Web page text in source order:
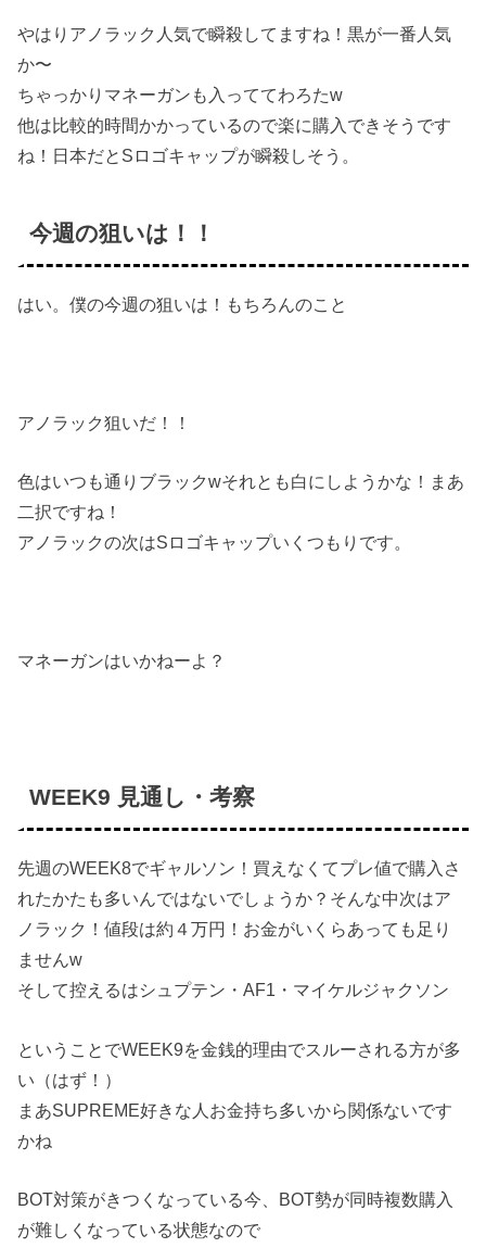
やはりアノラック人気で瞬殺してますね！黒が一番人気
か〜
ちゃっかり マネーガン も入っててわろたw
他は比較的時間かかっているので楽に購入できそうです
ね！日本だと Sロゴキャップが瞬殺しそう。
今週の狙いは！！
はい。僕の今週の狙いは！もちろんのこと
アノラック狙いだ！！
色はいつも通りブラックwそれとも白にしようかな！まあ
二択ですね！
アノラックの次はSロゴキャップいくつもりです。
マネーガンはいかねーよ？
WEEK9 見通し・考察
先週のWEEK8でギャルソン！買えなくてプレ値で購入さ
れたかたも多いんではないでしょうか？そんな中次はア
ノラック！値段は約４万円！お金がいくらあっても足り
ませんw
そして控えるはシュプテン・AF1・マイケルジャクソン
ということでWEEK9を金銭的理由でスルーされる方が多
い（はず！ ）
まあSUPREME好きな人お金持ち多いから関係ないです
かね
BOT対策がきつくなっている今、BOT勢が同時複数購入
が難しくなっている状態なので